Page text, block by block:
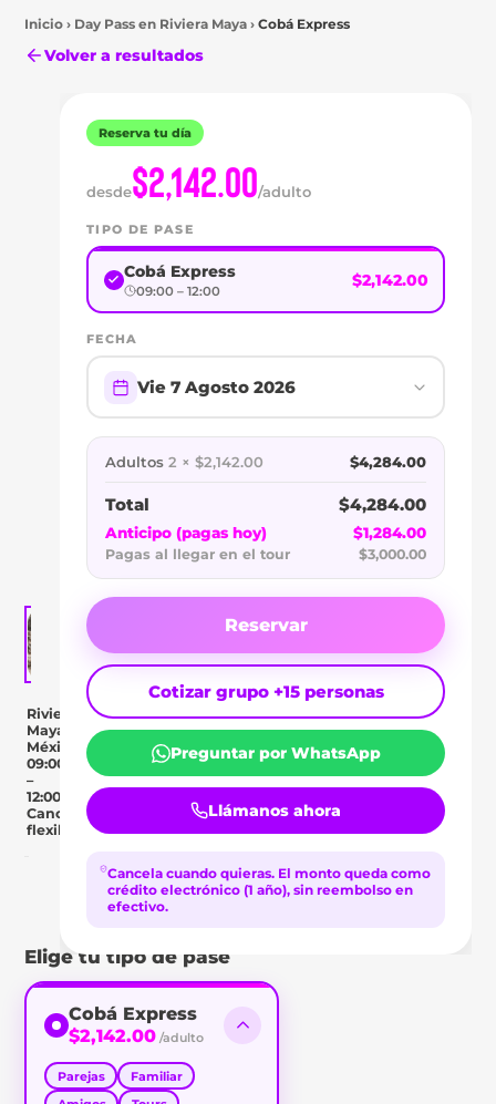
Inicio › Day Pass en Riviera Maya › Cobá Express
Volver a resultados
Riviera
DAY
PASS
COBÁ
EXPRESS
Riviera
Maya,
México
09:00
–
12:00
Cancelación
flexible
Day Pass Descripción Ubicación
Elige tu tipo de pase
Cobá Express
$2,142.00 /adulto
Parejas
Familiar
Reserva tu día
desde$2,142.00/adulto
TIPO DE PASE
Cobá Express
09:00 – 12:00
$2,142.00
FECHA
Vie 7 Agosto 2026
Adultos 2 × $2,142.00 $4,284.00
Total $4,284.00
Anticipo (pagas hoy) $1,284.00
Pagas al llegar en el tour $3,000.00
Reservar
Cotizar grupo +15 personas
Preguntar por WhatsApp
Llámanos ahora
Cancela cuando quieras. El monto queda como
crédito electrónico (1 año), sin reembolso en
efectivo.